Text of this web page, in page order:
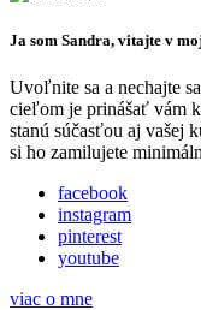
Ja som Sandra, vitajte v
Uvoľnite sa a nechajte
cieľom je prinášať vám
stanú súčasťou aj vašej
si ho zamilujete
facebook
instagram
pinterest
youtube
viac o mne